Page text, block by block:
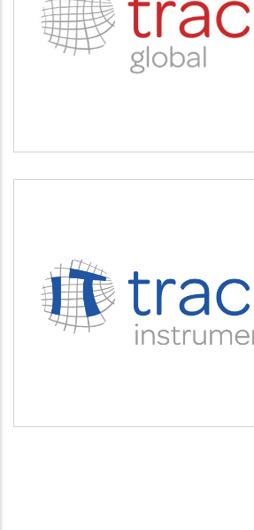
TRACASA
Servicios tecnológicos y
TRACASA
Servicios tecnológicos y